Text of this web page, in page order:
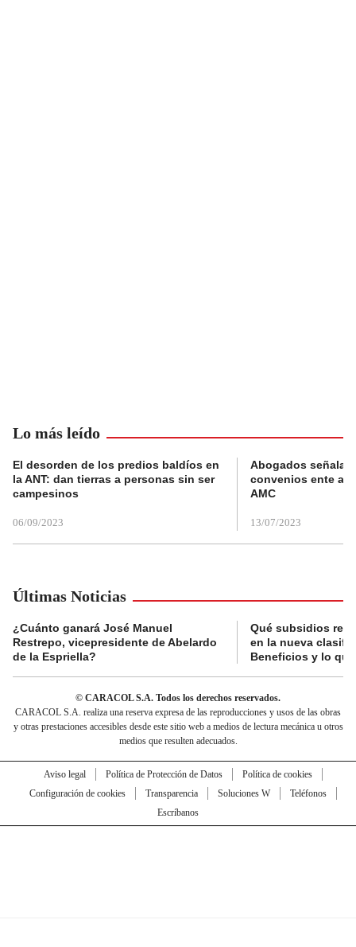
Lo más leído
El desorden de los predios baldíos en
la ANT: dan tierras a personas sin ser
campesinos
06/09/2023
Abogados
convenios ente
AMC
13/07/2023
Últimas Noticias
¿Cuánto ganará José Manuel
Restrepo, vicepresidente de Abelardo
de la Espriella?
Qué subsidios
en la nueva
Beneficios y lo
© CARACOL S.A. Todos los derechos reservados.
CARACOL S.A. realiza una reserva expresa de las reproducciones y usos de las obras
y otras prestaciones accesibles desde este sitio web a medios de lectura mecánica u otros
medios que resulten adecuados.
Aviso legal Política de Protección de Datos
Política de cookies
Configuración de cookies
Transparencia Soluciones W
Teléfonos
Escríbanos